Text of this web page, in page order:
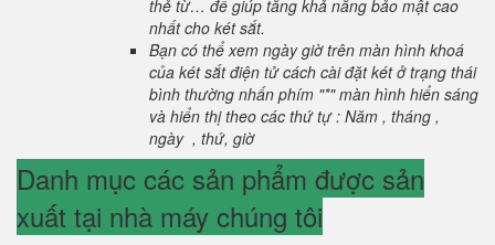
thẻ từ… để giúp tăng khả năng bảo mật cao
nhất cho két sắt.
Bạn có thể xem ngày giờ trên màn hình khoá
của két sắt điện tử cách cài đặt két ở trạng thái
bình thường nhấn phím "*" màn hình hiển sáng
và hiển thị theo các thứ tự : Năm , tháng ,
ngày , thứ, giờ
Danh mục các sản phẩm được sản
xuất tại nhà máy chúng tôi